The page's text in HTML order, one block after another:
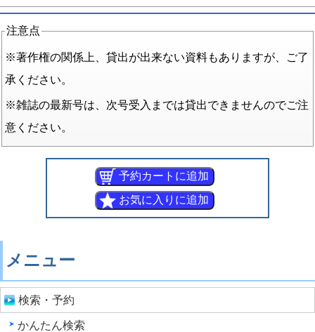
注意点
※著作権の関係上、貸出が出来ない資料もありますが、ご了
承ください。
※雑誌の最新号は、次号受入までは貸出できませんのでご注
意ください。
メニュー
検索・予約
かんたん検索